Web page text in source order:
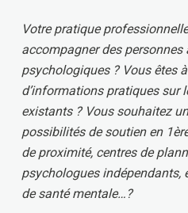
Votre pratique
accompagner des
psychologiques ? Vous êtes
d’informations pratiques sur
existants ? Vous souhaitez
possibilités de soutien en
de proximité, centres de
psychologues indépendants,
de santé mentale…?